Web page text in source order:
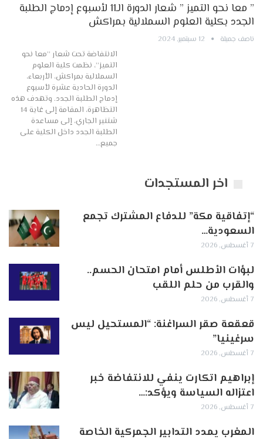
” معا نحو التميز ” شعار الدورة الـ11 لأسبوع إدماج الطلبة
الجدد بكلية العلوم السملالية بمراكش
ناصف جميلة 12 سبتمبر, 2024
الانتفاضة تحت شعار ”معا نحو
التميز”، نظمت كلية العلوم
السملالية بمراكش، الأربعاء،
الدورة الحادية عشرة لأسبوع
إدماج الطلبة الجدد. وتهدف هذه
التظاهرة، المقامة إلى غاية 14
شتنبر الجاري، إلى مساعدة
الطلبة الجدد داخل الكلية على
جميع…
اخر المستجدات
“إتفاقية مكة” للدفاع المشترك تجمع
السعودية…
7 أغسطس, 2026
لبؤات الأطلس أمام امتحان الحسم..
والقرب من حلم اللقب
7 أغسطس, 2026
قعقعة صقر السراغنة: “المستحيل ليس
سرغينيا”
7 أغسطس, 2026
إبراهيم اتكارت ينفي للانتفاضة خبر
اعتزاله السياسة ويؤكد:…
7 أغسطس, 2026
المغرب يمدد التدابير الجمركية الخاصة